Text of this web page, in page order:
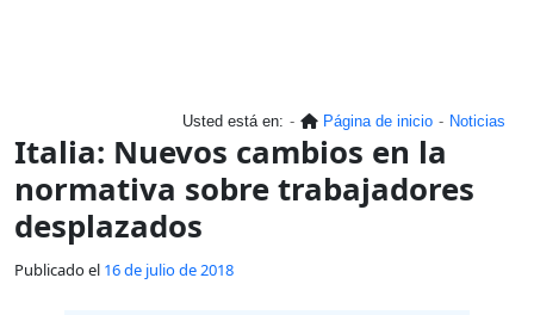
Usted está en: Página de inicio Noticias
Italia: Nuevos cambios en la
normativa sobre trabajadores
desplazados
Publicado el 16 de julio de 2018